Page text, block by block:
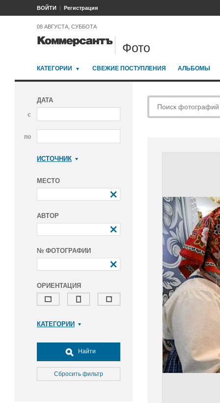
ВОЙТИ Регистрация
08 АВГУСТА, СУББОТА
Фото
КАТЕГОРИИ СВЕЖИЕ ПОСТУПЛЕНИЯ АЛЬБОМЫ
ДАТА
с
по
ИСТОЧНИК
МЕСТО
АВТОР
№ ФОТОГРАФИИ
ОРИЕНТАЦИЯ
КАТЕГОРИИ
Досуг, туризм и отдых
Культура
Медицина
Найти
Сбросить фильтр